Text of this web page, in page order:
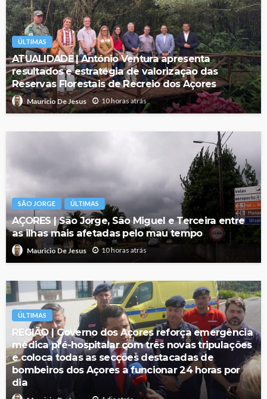
ÚLTIMAS
ATUALIDADE | António Ventura apresenta
resultados e estratégia de valorização das
Reservas Florestais de Recreio dos Açores
Mauricio De Jesus 10 horas atrás
SÃO JORGE ÚLTIMAS
AÇORES | São Jorge, São Miguel e Terceira entre
as ilhas mais afetadas pelo mau tempo
Mauricio De Jesus 10 horas atrás
ÚLTIMAS
REGIÃO | Governo dos Açores reforça emergência
médica pré-hospitalar com três novas tripulações
e coloca todas as secções destacadas de
bombeiros dos Açores a funcionar 24 horas por
dia